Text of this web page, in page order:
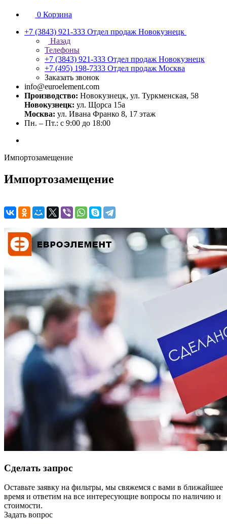
0 Корзина
+7 (3843) 921-333 Отдел продаж Новокузнецк
Назад
Телефоны
+7 (3843) 921-333 Отдел продаж Новокузнецк
+7 (495) 198-7333 Отдел продаж Москва
Заказать звонок
info@euroelement.com
Производство: Новокузнецк, ул. Туркменская, 58
Новокузнецк: ул. Щорса 15а
Москва: ул. Ивана Франко 8, 17 этаж
Пн. – Пт.: с 9:00 до 18:00
Импортозамещение
Импортозамещение
Сделать запрос
Оставьте заявку на фильтры, мы свяжемся с вами в ближайшее
время и ответим на все интересующие вопросы по наличию и
стоимости.
Задать вопрос